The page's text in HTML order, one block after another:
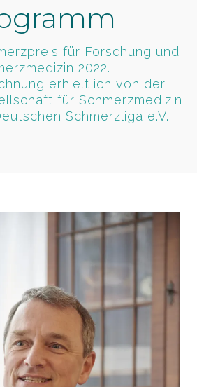
für Forschung und
2022.
erhielt ich von der
für Schmerzmedizin
Schmerzliga e.V.